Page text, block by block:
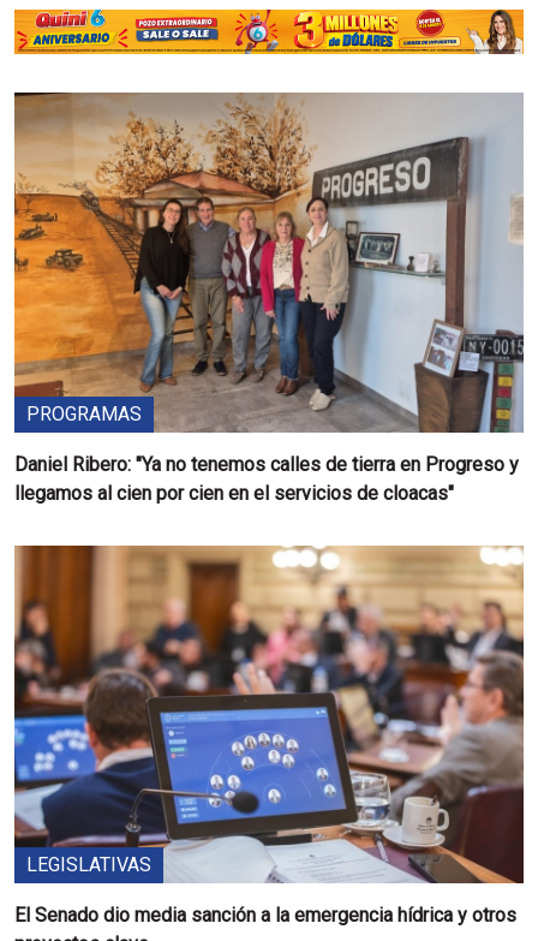
PROGRAMAS
Daniel Ribero: "Ya no tenemos calles de tierra en Progreso y
llegamos al cien por cien en el servicios de cloacas"
LEGISLATIVAS
El Senado dio media sanción a la emergencia hídrica y otros